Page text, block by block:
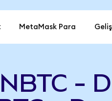
MetaMask Para
-